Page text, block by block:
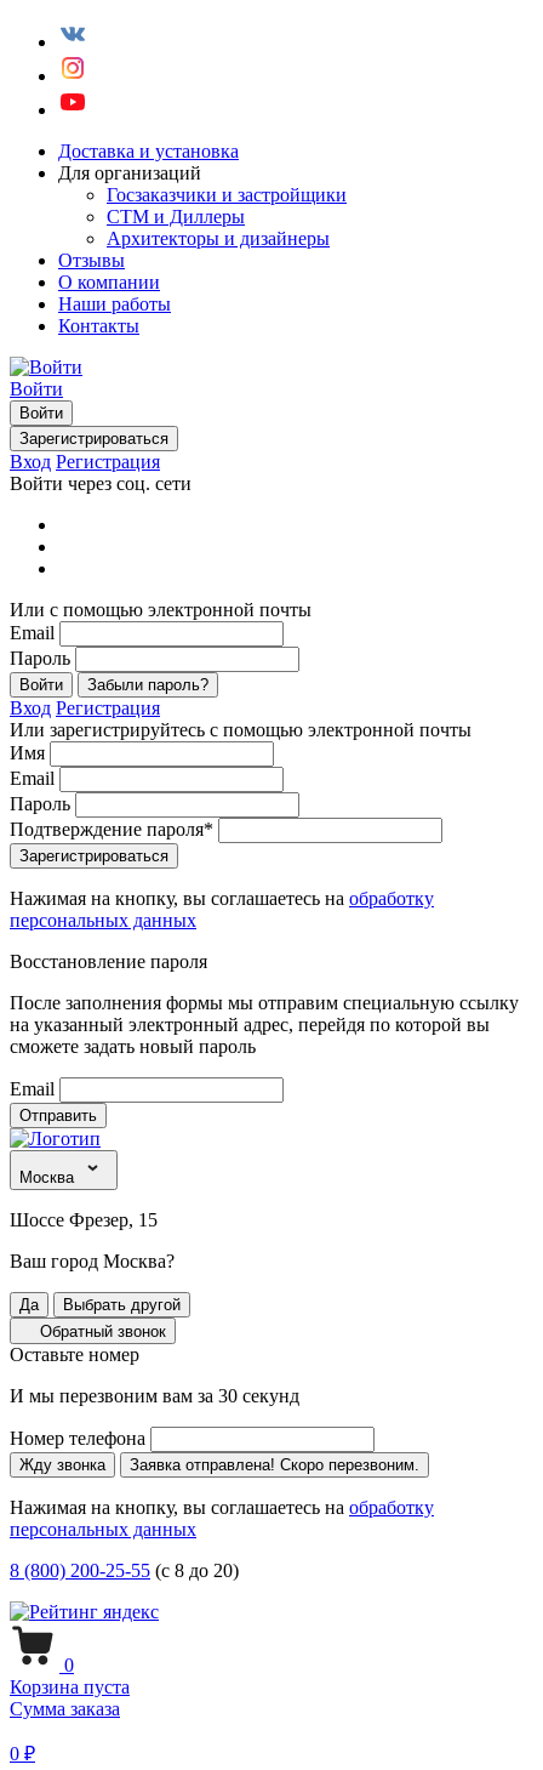
Доставка и установка
Для организаций
Госзаказчики и застройщики
СТМ и Диллеры
Архитекторы и дизайнеры
Отзывы
О компании
Наши работы
Контакты
Войти
Войти
Зарегистрироваться
Вход Регистрация
Войти через соц. сети
Или с помощью электронной почты
Email
Пароль
Войти Забыли пароль?
Вход Регистрация
Или зарегистрируйтесь с помощью электронной почты
Имя
Email
Пароль
Подтверждение пароля*
Зарегистрироваться
Нажимая на кнопку, вы соглашаетесь на обработку
персональных данных
Восстановление пароля
После заполнения формы мы отправим специальную ссылку
на указанный электронный адрес, перейдя по которой вы
сможете задать новый пароль
Email
Отправить
Москва
Шоссе Фрезер, 15
Ваш город Москва?
Да
Выбрать другой
Обратный звонок
Оставьте номер
И мы перезвоним вам за 30 секунд
Номер телефона
Жду звонка Заявка отправлена! Скоро перезвоним.
Нажимая на кнопку, вы соглашаетесь на обработку
персональных данных
8 (800) 200-25-55 (с 8 до 20)
0
Корзина пуста
Сумма заказа
0 ₽